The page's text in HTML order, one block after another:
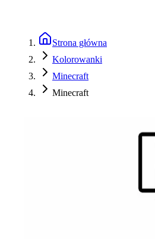
Strona główna
Kolorowanki
Minecraft
Minecraft